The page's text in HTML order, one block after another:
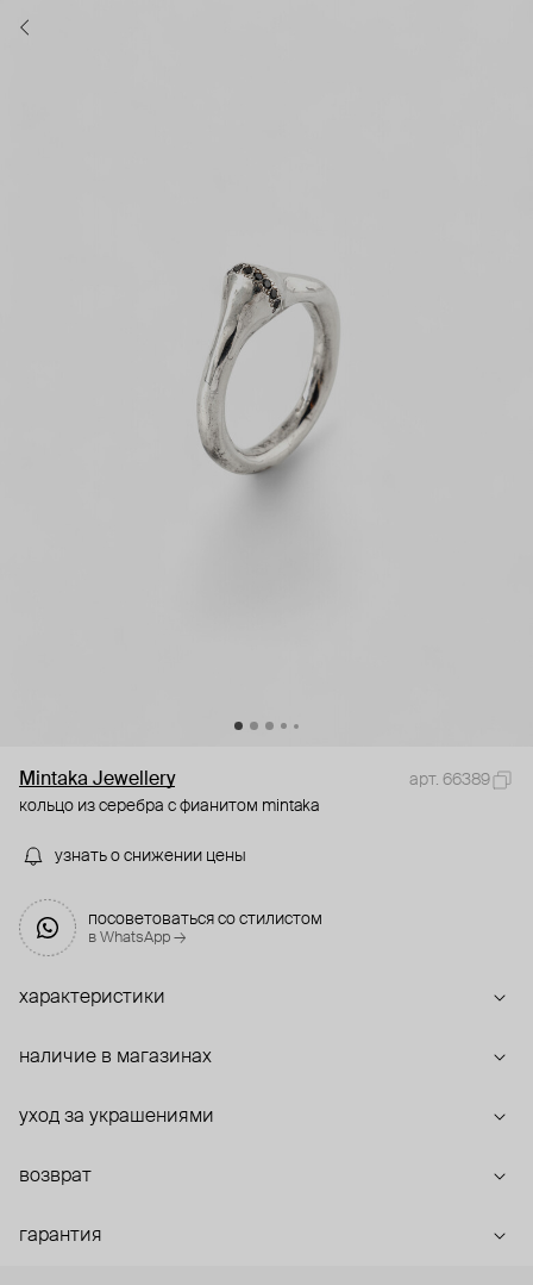
Mintaka Jewellery
арт. 66389
кольцо из серебра с фианитом mintaka
узнать о снижении цены
посоветоваться со стилистом
в WhatsApp →
характеристики
наличие в магазинах
уход за украшениями
возврат
гарантия